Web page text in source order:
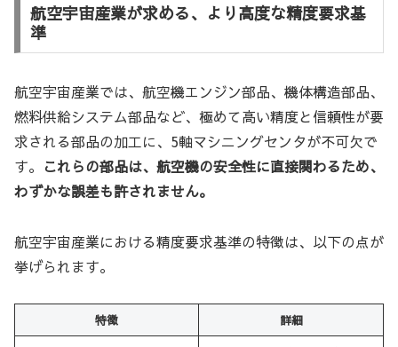
航空宇宙産業が求める、より高度な精度要求基
準
航空宇宙産業では、航空機エンジン部品、機体構造部品、
燃料供給システム部品など、極めて高い精度と信頼性が要
求される部品の加工に、5軸マシニングセンタが不可欠で
す。 これらの部品は、航空機の安全性に直接関わるため、
わずかな誤差も許されません。
航空宇宙産業における精度要求基準の特徴は、以下の点が
挙げられます。
特徴 詳細